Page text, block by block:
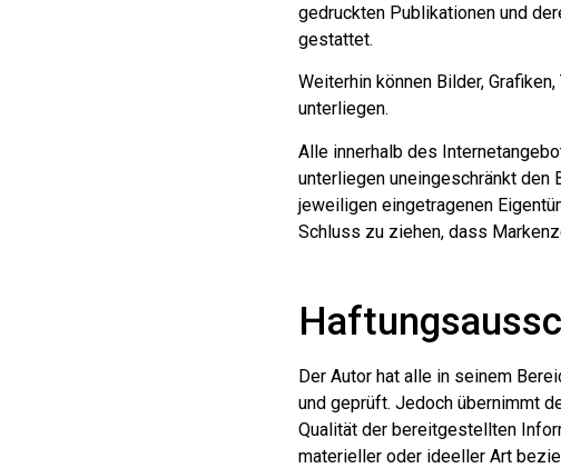
gedruckten Publikationen und
gestattet.
Weiterhin können Bilder,
unterliegen.
Alle innerhalb des
unterliegen uneingeschränkt
jeweiligen eingetragenen
Schluss zu ziehen, dass
Der Autor hat alle in seinem
und geprüft. Jedoch übernimmt
Qualität der bereitgestellten
materieller oder ideeller Art